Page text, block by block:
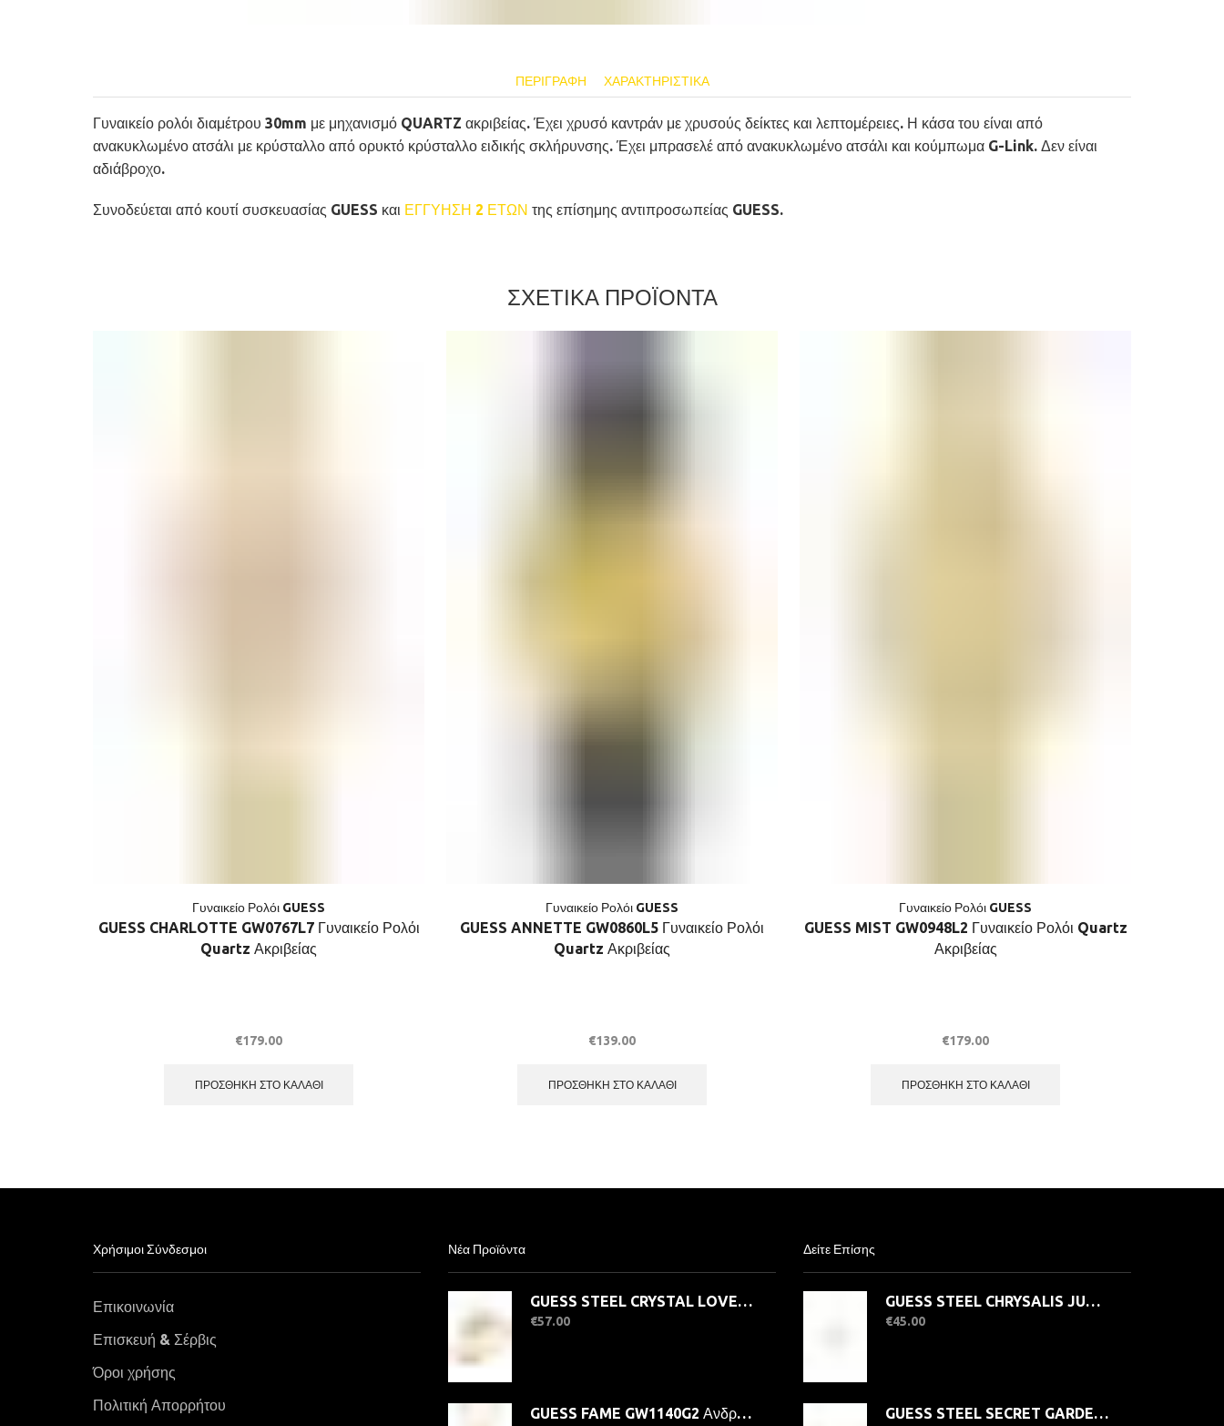
ΠΕΡΙΓΡΑΦΉ ΧΑΡΑΚΤΗΡΙΣΤΙΚΆ
Γυναικείο ρολόι διαμέτρου 30mm με μηχανισμό QUARTZ ακριβείας. Έχει χρυσό καντράν με χρυσούς δείκτες και λεπτομέρειες. Η κάσα του είναι από
ανακυκλωμένο ατσάλι με κρύσταλλο από ορυκτό κρύσταλλο ειδικής σκλήρυνσης. Έχει μπρασελέ από ανακυκλωμένο ατσάλι και κούμπωμα G-Link. Δεν είναι
αδιάβροχο.
Συνοδεύεται από κουτί συσκευασίας GUESS και ΕΓΓΥΗΣΗ 2 ΕΤΩΝ της επίσημης αντιπροσωπείας GUESS.
ΣΧΕΤΙΚΑ ΠΡΟΪΟΝΤΑ
Γυναικείο Ρολόι GUESS
GUESS CHARLOTTE GW0767L7 Γυναικείο Ρολόι
Quartz Ακριβείας
€179.00
ΠΡΟΣΘΉΚΗ ΣΤΟ ΚΑΛΆΘΙ
Γυναικείο Ρολόι GUESS
GUESS ANNETTE GW0860L5 Γυναικείο Ρολόι
Quartz Ακριβείας
€139.00
ΠΡΟΣΘΉΚΗ ΣΤΟ ΚΑΛΆΘΙ
Γυναικείο Ρολόι GUESS
GUESS MIST GW0948L2 Γυναικείο Ρολόι Quartz
Ακριβείας
€179.00
ΠΡΟΣΘΉΚΗ ΣΤΟ ΚΑΛΆΘΙ
Χρήσιμοι Σύνδεσμοι
Επικοινωνία
Επισκευή & Σέρβις
Όροι χρήσης
Πολιτική Απορρήτου
Νέα Προϊόντα
GUESS STEEL CRYSTAL LOVE JUBR06363JWYG-No.56 Δαχτυλίδι Χρυσό Με Καρδιά
€57.00
GUESS FAME GW1140G2 Ανδρικό Ρολόι Quatrz Ακριβείας
Δείτε Επίσης
GUESS STEEL CHRYSALIS JUBR04109JWYG-No.58 Δαχτυλίδι Χρυσό Με Πεταλούδα
€45.00
GUESS STEEL SECRET GARDEN JUBE06035JWYGT/U Σκουλαρίκια Χρυσά Με Πέτρες Σε Κουτάκι